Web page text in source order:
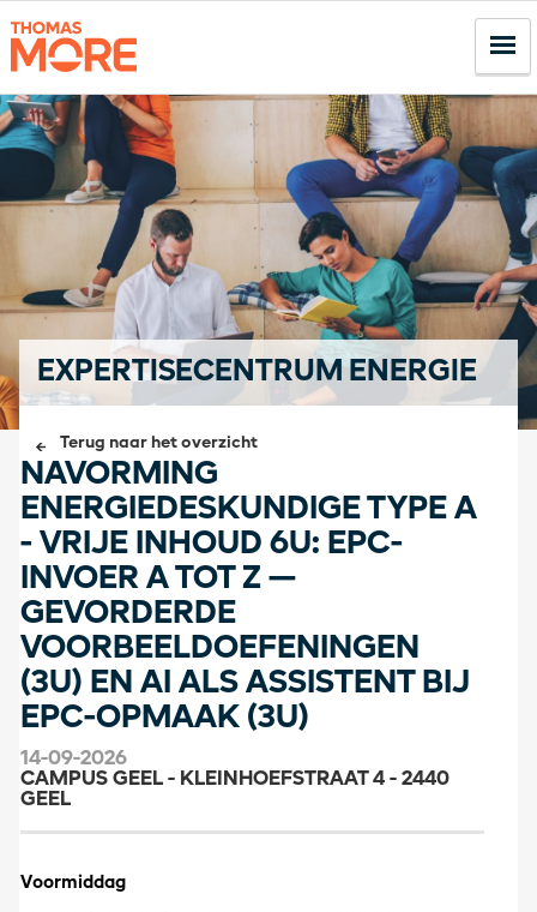
EXPERTISECENTRUM ENERGIE
Terug naar het overzicht
NAVORMING
ENERGIEDESKUNDIGE TYPE A
- VRIJE INHOUD 6U: EPC-
INVOER A TOT Z —
GEVORDERDE
VOORBEELDOEFENINGEN
(3U) EN AI ALS ASSISTENT BIJ
EPC-OPMAAK (3U)
14-09-2026
CAMPUS GEEL - KLEINHOEFSTRAAT 4 - 2440
GEEL
Voormiddag